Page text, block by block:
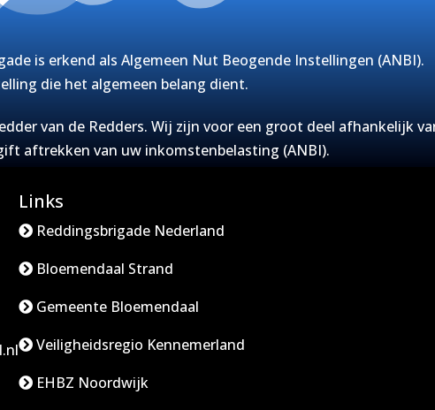
is erkend als Algemeen Nut Beogende Instellingen (ANBI).
die het algemeen belang dient.
van de Redders. Wij zijn voor een groot deel afhankelijk
aftrekken van uw inkomstenbelasting (ANBI).
Links
Reddingsbrigade Nederland
Bloemendaal Strand
Gemeente Bloemendaal
Veiligheidsregio Kennemerland
EHBZ Noordwijk